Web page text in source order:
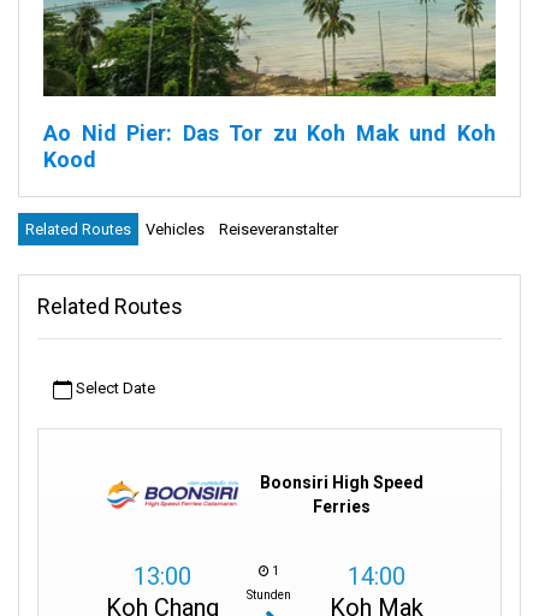
Ao Nid Pier: Das Tor zu Koh Mak und Koh
Kood
Der Ao Nid Pier auf der wunderschönen und malerischen Insel
Koh Mak ist nicht nur ein Pier. Er spielt eine viel bedeutendere
Reiseziele ein: die unberührte Schönheit von Koh Mak und die
ruhige, gelassene Anziehungskraft von Koh Kood.
Der Ao Nid Pier ist der wichtigste Zugangspunkt für Besucher
Atmosphäre an, die diese Inseln zu bieten haben. Wenn Sie also
den Ao Nid Pier betreten, sollten Sie wissen, dass Sie sich auf
Ruhe begeben.
Related Routes Vehicles Reiseveranstalter
Related Routes
Select Date
Boonsiri High Speed
Ferries
13:00
Koh Chang
1
Stunden
14:00
Koh Mak